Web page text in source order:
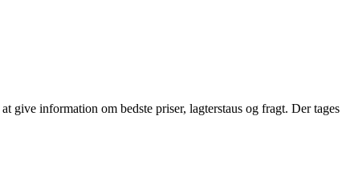
information om bedste priser, lagterstaus og fragt. Der